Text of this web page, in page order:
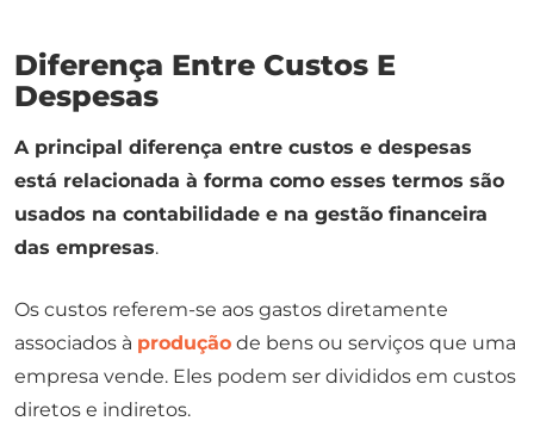
Diferença Entre Custos E
Despesas
A principal diferença entre custos e despesas
está relacionada à forma como esses termos são
usados na contabilidade e na gestão financeira
das empresas.
Os custos referem-se aos gastos diretamente
associados à produção de bens ou serviços que uma
empresa vende. Eles podem ser divididos em custos
diretos e indiretos.